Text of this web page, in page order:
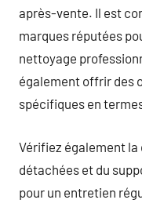
après-vente. Il est
marques réputées
nettoyage
également offrir des
spécifiques en
Vérifiez également
détachées et du
pour un entretien